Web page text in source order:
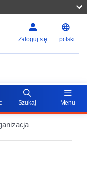
Zaloguj się polski
Szukaj Menu